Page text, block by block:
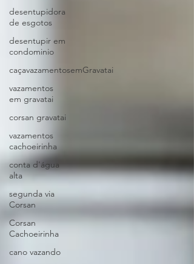
desentupidora
de esgotos
desentupir em
condominio
caçavazamentosemGravatai
vazamentos
em gravatai
corsan gravatai
vazamentos
cachoeirinha
conta d'água
alta
segunda via
Corsan
Corsan
Cachoeirinha
cano vazando